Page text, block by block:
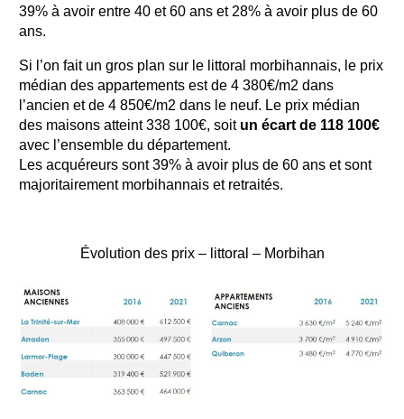
39% à avoir entre 40 et 60 ans et 28% à avoir plus de 60
ans.
Si l’on fait un gros plan sur le littoral morbihannais, le prix
médian des appartements est de 4 380€/m2 dans
l’ancien et de 4 850€/m2 dans le neuf. Le prix médian
des maisons atteint 338 100€, soit un écart de 118 100€
avec l’ensemble du département.
Les acquéreurs sont 39% à avoir plus de 60 ans et sont
majoritairement morbihannais et retraités.
Évolution des prix – littoral – Morbihan